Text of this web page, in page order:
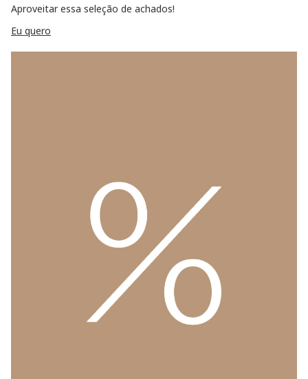
Aproveitar essa seleção de achados!
Eu quero